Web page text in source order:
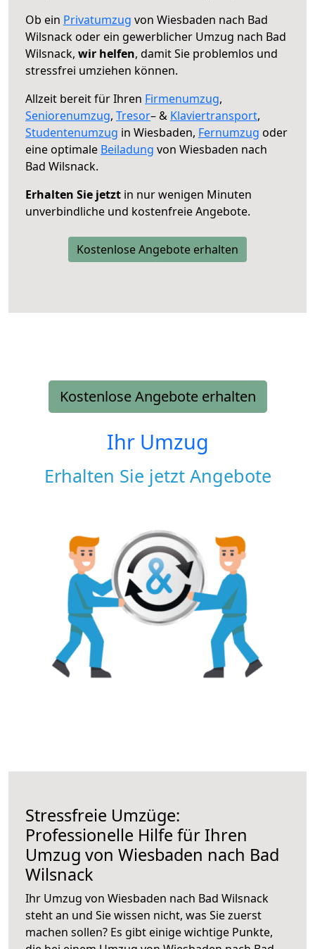
Ob ein Privatumzug von Wiesbaden nach Bad
Wilsnack oder ein gewerblicher Umzug nach Bad
Wilsnack, wir helfen, damit Sie problemlos und
stressfrei umziehen können.
Allzeit bereit für Ihren Firmenumzug,
Seniorenumzug, Tresor– & Klaviertransport,
Studentenumzug in Wiesbaden, Fernumzug oder
eine optimale Beiladung von Wiesbaden nach
Bad Wilsnack.
Erhalten Sie jetzt in nur wenigen Minuten
unverbindliche und kostenfreie Angebote.
Kostenlose Angebote erhalten
Kostenlose Angebote erhalten
Ihr Umzug
Erhalten Sie jetzt Angebote
Stressfreie Umzüge:
Professionelle Hilfe für Ihren
Umzug von Wiesbaden nach Bad
Wilsnack
Ihr Umzug von Wiesbaden nach Bad Wilsnack
steht an und Sie wissen nicht, was Sie zuerst
machen sollen? Es gibt einige wichtige Punkte,